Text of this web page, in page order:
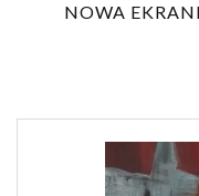
NOWA